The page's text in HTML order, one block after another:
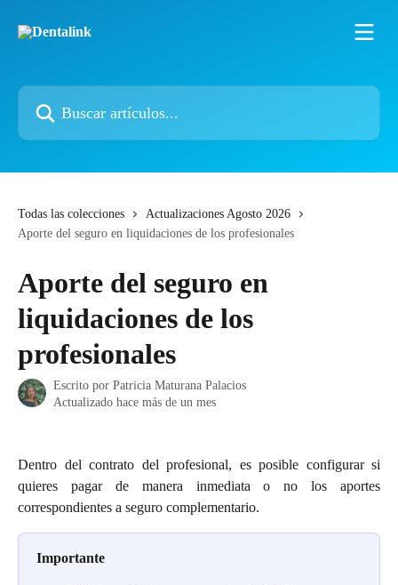
Buscar artículos...
Todas las colecciones
Actualizaciones Agosto 2026
Aporte del seguro en liquidaciones de los profesionales
Aporte del seguro en
liquidaciones de los
profesionales
Escrito por Patricia Maturana Palacios
Actualizado hace más de un mes
Dentro del contrato del profesional, es posible configurar si
quieres pagar de manera inmediata o no los aportes
correspondientes a seguro complementario.
Importante